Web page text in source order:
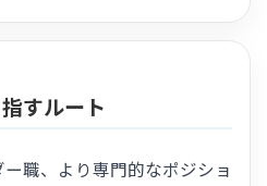
すルート
職、より専門的なポジショ